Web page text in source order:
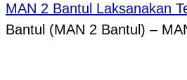
MAN 2 Bantul Laksanakan
Bantul (MAN 2 Bantul) –